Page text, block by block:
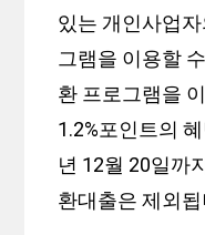
있는 개인사업
그램을 이용할
환 프로그램을
1.2%포인트의
년 12월 20일까
환대출은 제외